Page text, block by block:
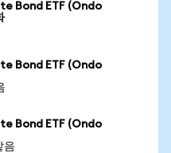
Bond ETF (Ondo
Bond ETF (Ondo
Bond ETF (Ondo
음